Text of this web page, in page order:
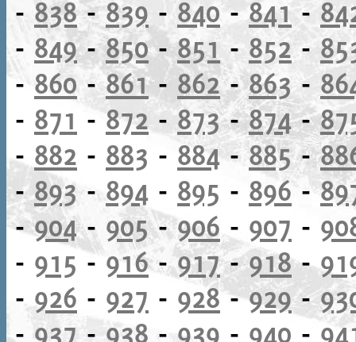
- 838-839 - 840-841 -
- 849-850-851 - 852 -
- 860 -861- 862-863-
- 871 -872 -873-874-
- 882 - 883 - 884-885-
-893-894 - 895 - 896-
-904- 905-906 - 907 -
- 915 -916-917-918-
- 926 - 927 - 928-929-
- 937 -938 - 939 - 940 -